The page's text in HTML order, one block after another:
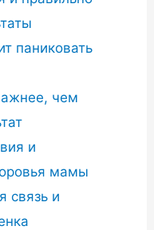
паниковать
чем
и
мамы
связь и